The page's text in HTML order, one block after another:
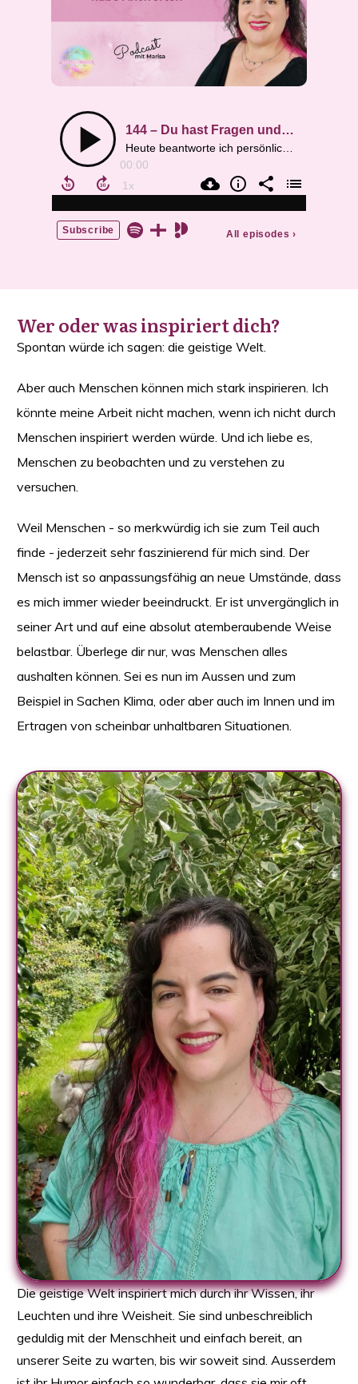
Wer oder was inspiriert dich?
Spontan würde ich sagen: die geistige Welt.
Aber auch Menschen können mich stark inspirieren. Ich
könnte meine Arbeit nicht machen, wenn ich nicht durch
Menschen inspiriert werden würde. Und ich liebe es,
Menschen zu beobachten und zu verstehen zu
versuchen.
Weil Menschen - so merkwürdig ich sie zum Teil auch
finde - jederzeit sehr faszinierend für mich sind. Der
Mensch ist so anpassungsfähig an neue Umstände, dass
es mich immer wieder beeindruckt. Er ist unvergänglich in
seiner Art und auf eine absolut atemberaubende Weise
belastbar. Überlege dir nur, was Menschen alles
aushalten können. Sei es nun im Aussen und zum
Beispiel in Sachen Klima, oder aber auch im Innen und im
Ertragen von scheinbar unhaltbaren Situationen.
Die geistige Welt inspiriert mich durch ihr Wissen, ihr
Leuchten und ihre Weisheit. Sie sind unbeschreiblich
geduldig mit der Menschheit und einfach bereit, an
unserer Seite zu warten, bis wir soweit sind. Ausserdem